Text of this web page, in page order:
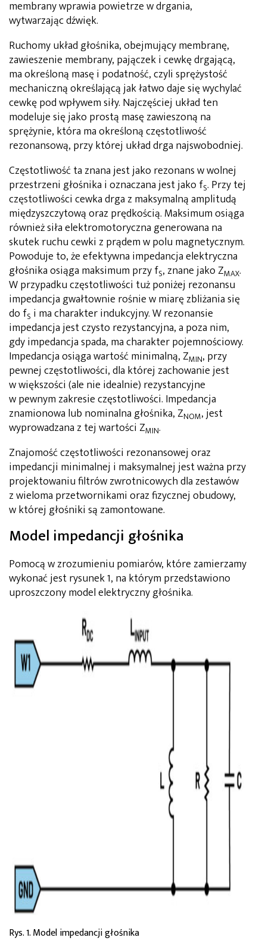
membrany wprawia powietrze w drgania,
wytwarzając dźwięk.
Ruchomy układ głośnika, obejmujący membranę,
zawieszenie membrany, pajączek i cewkę drgającą,
ma określoną masę i podatność, czyli sprężystość
mechaniczną określającą jak łatwo daje się wychylać
cewkę pod wpływem siły. Najczęściej układ ten
modeluje się jako prostą masę zawieszoną na
sprężynie, która ma określoną częstotliwość
rezonansową, przy której układ drga najswobodniej.
Częstotliwość ta znana jest jako rezonans w wolnej
przestrzeni głośnika i oznaczana jest jako fS. Przy tej
częstotliwości cewka drga z maksymalną amplitudą
międzyszczytową oraz prędkością. Maksimum osiąga
również siła elektromotoryczna generowana na
skutek ruchu cewki z prądem w polu magnetycznym.
Powoduje to, że efektywna impedancja elektryczna
głośnika osiąga maksimum przy fS, znane jako ZMAX.
W przypadku częstotliwości tuż poniżej rezonansu
impedancja gwałtownie rośnie w miarę zbliżania się
do fS i ma charakter indukcyjny. W rezonansie
impedancja jest czysto rezystancyjna, a poza nim,
gdy impedancja spada, ma charakter pojemnościowy.
Impedancja osiąga wartość minimalną, ZMIN, przy
pewnej częstotliwości, dla której zachowanie jest
w większości (ale nie idealnie) rezystancyjne
w pewnym zakresie częstotliwości. Impedancja
znamionowa lub nominalna głośnika, ZNOM, jest
wyprowadzana z tej wartości ZMIN.
Znajomość częstotliwości rezonansowej oraz
impedancji minimalnej i maksymalnej jest ważna przy
projektowaniu filtrów zwrotnicowych dla zestawów
z wieloma przetwornikami oraz fizycznej obudowy,
w której głośniki są zamontowane.
Model impedancji głośnika
Pomocą w zrozumieniu pomiarów, które zamierzamy
wykonać jest rysunek 1, na którym przedstawiono
uproszczony model elektryczny głośnika.
Rys. 1. Model impedancji głośnika